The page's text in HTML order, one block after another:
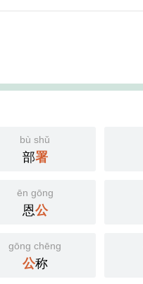
bù shǔ
部署
ēn gōng
恩公
gōng chēng
公称